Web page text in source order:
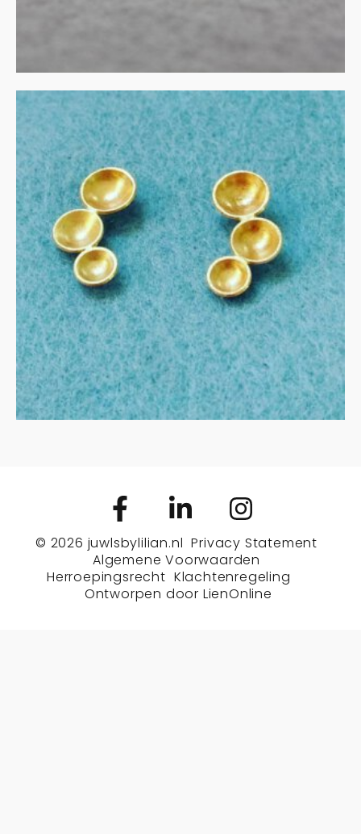
Oorbellen in goud
€390.00
IN WINKELMAND
© 2026 juwlsbylilian.nl Privacy Statement
Algemene Voorwaarden
Herroepingsrecht Klachtenregeling
Ontworpen door LienOnline